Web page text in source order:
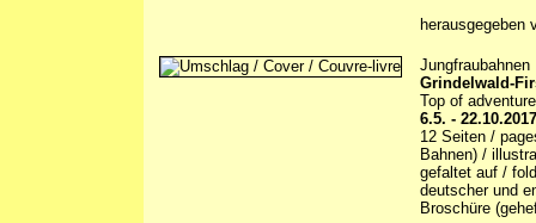
herausgegeben
Jungfraubahnen
Grindelwald-
Top of adventure
6.5. -
12 Seiten /
Bahnen) /
gefaltet auf /
deutscher und
Broschüre